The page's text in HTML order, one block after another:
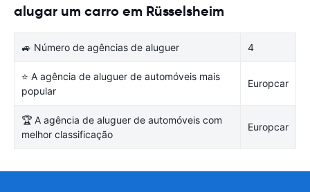
alugar um carro em Rüsselsheim
🚙 Número de agências de aluguer 4
⭐ A agência de aluguer de automóveis mais
popular
Europcar
🏆 A agência de aluguer de automóveis com
melhor classificação
Europcar